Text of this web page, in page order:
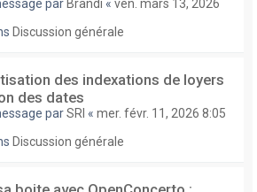
par Brandi « ven. mars 13, 2026
Discussion générale
des indexations de loyers
des dates
parSRI « mer. févr. 11, 2026 8:05
Discussion générale